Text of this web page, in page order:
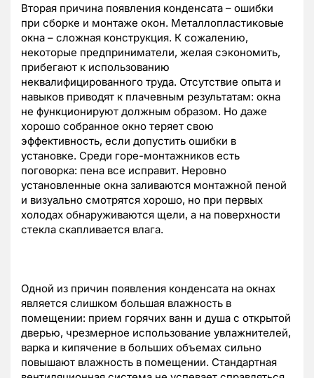
Вторая причина появления конденсата – ошибки
при сборке и монтаже окон. Металлопластиковые
окна – сложная конструкция. К сожалению,
некоторые предприниматели, желая сэкономить,
прибегают к использованию
неквалифицированного труда. Отсутствие опыта и
навыков приводят к плачевным результатам: окна
не функционируют должным образом. Но даже
хорошо собранное окно теряет свою
эффективность, если допустить ошибки в
установке. Среди горе-монтажников есть
поговорка: пена все исправит. Неровно
установленные окна заливаются монтажной пеной
и визуально смотрятся хорошо, но при первых
холодах обнаруживаются щели, а на поверхности
стекла скапливается влага.
Одной из причин появления конденсата на окнах
является слишком большая влажность в
помещении: прием горячих ванн и душа с открытой
дверью, чрезмерное использование увлажнителей,
варка и кипячение в больших объемах сильно
повышают влажность в помещении. Стандартная